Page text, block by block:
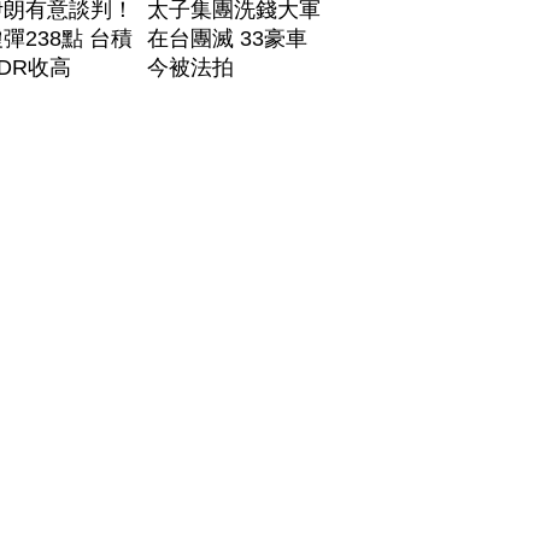
有意談判！
238點 台積
收高
太子集團洗錢大軍
在台團滅 33豪車
今被法拍